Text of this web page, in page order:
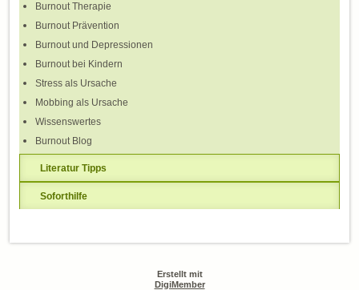
Burnout Therapie
Burnout Prävention
Burnout und Depressionen
Burnout bei Kindern
Stress als Ursache
Mobbing als Ursache
Wissenswertes
Burnout Blog
Literatur Tipps
Soforthilfe
Erstellt mit
DigiMember